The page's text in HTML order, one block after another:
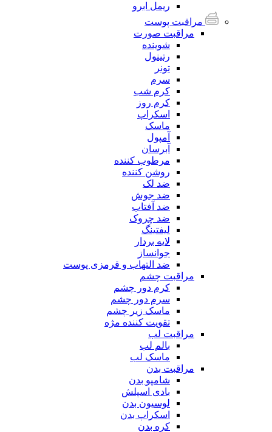
ریمل ابرو
مراقبت پوست
مراقبت صورت
شوینده
رتینول
تونر
سرم
کرم شب
کرم روز
اسکراپ
ماسک
آمپول
آبرسان
مرطوب کننده
روشن کننده
ضد لک
ضد جوش
ضد آفتاب
ضد چروک
لیفتینگ
لایه بردار
جوانساز
ضد التهاب و قرمزی پوست
مراقبت چشم
کرم دور چشم
سرم دور چشم
ماسک زیر چشم
تقویت کننده مژه
مراقبت لب
بالم لب
ماسک لب
مراقبت بدن
شامپو بدن
بادی اسپلش
لوسیون بدن
اسکراپ بدن
کره بدن